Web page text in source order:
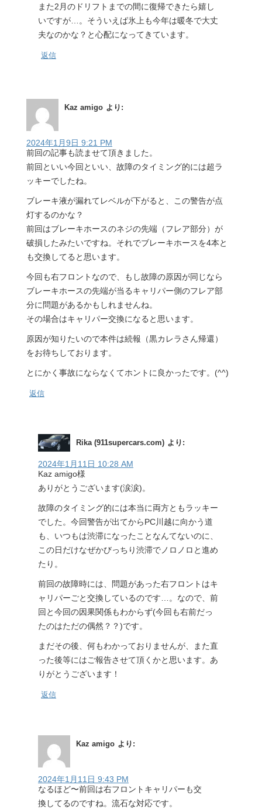
また2月のドリフトまでの間に復帰できたら嬉し
いですが…。そういえば氷上も今年は暖冬で大丈
夫なのかな？と心配になってきています。
返信
Kaz amigo より:
2024年1月9日 9:21 PM
前回の記事も読ませて頂きました。
前回といい今回といい、故障のタイミング的には超ラ
ッキーでしたね。
ブレーキ液が漏れてレベルが下がると、この警告が点
灯するのかな？
前回はブレーキホースのネジの先端（フレア部分）が
破損したみたいですね。それでブレーキホースを4本と
も交換してると思います。
今回も右フロントなので、もし故障の原因が同じなら
ブレーキホースの先端が当るキャリパー側のフレア部
分に問題があるかもしれませんね。
その場合はキャリパー交換になると思います。
原因が知りたいので本件は続報（黒カレラさん帰還）
をお待ちしております。
とにかく事故にならなくてホントに良かったです。(^^)
返信
Rika (911supercars.com) より:
2024年1月11日 10:28 AM
Kaz amigo様
ありがとうございます(涙涙)。
故障のタイミング的には本当に両方ともラッキー
でした。今回警告が出てからPC川越に向かう道
も、いつもは渋滞になったことなんてないのに、
この日だけなぜかびっちり渋滞でノロノロと進め
たり。
前回の故障時には、問題があった右フロントはキ
ャリパーごと交換しているのです…。なので、前
回と今回の因果関係もわからず(今回も右前だっ
たのはただの偶然？？)です。
まだその後、何もわかっておりませんが、また直
った後等にはご報告させて頂くかと思います。あ
りがとうございます！
返信
Kaz amigo より:
2024年1月11日 9:43 PM
なるほど〜前回は右フロントキャリパーも交
換してるのですね。流石な対応です。